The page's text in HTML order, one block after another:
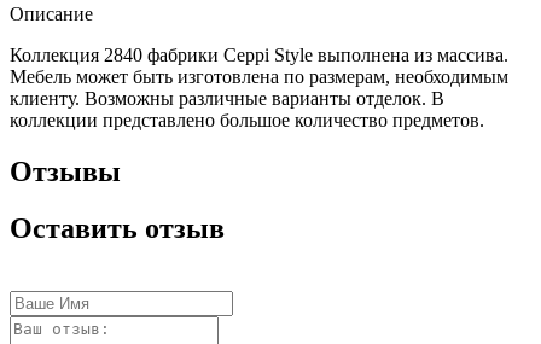
Описание
Коллекция 2840 фабрики Ceppi Style выполнена из массива.
Мебель может быть изготовлена по размерам, необходимым
клиенту. Возможны различные варианты отделок. В
коллекции представлено большое количество предметов.
Отзывы
Оставить отзыв